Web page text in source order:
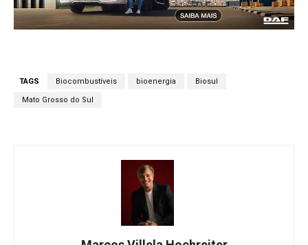
TAGS Biocombustíveis bioenergia Biosul
Mato Grosso do Sul